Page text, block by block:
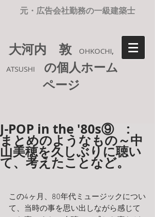
大河内 敦 OHKOCHI,
ATSUSHI の個人ホーム
ページ
元・広告会社勤務の一級建築士
J-POP in the '80s⑨ :
まとめのようなもの～中
山美穂を久しぶりに聴い
て、考えたことなど。
この4ヶ月、80年代ミュージックについ
て、当時の事を思い出しながら感じて